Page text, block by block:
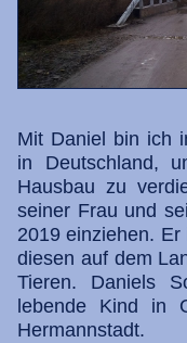
Mit Daniel bin ich
in Deutschland,
Hausbau zu
seiner Frau und
2019 einziehen.
diesen auf dem
Tieren. Daniels
lebende Kind in
Hermannstadt.